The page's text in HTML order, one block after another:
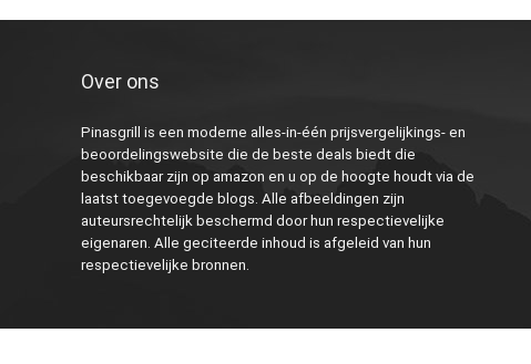
Over ons
Pinasgrill is een moderne alles-in-één prijsvergelijkings- en
beoordelingswebsite die de beste deals biedt die
beschikbaar zijn op amazon en u op de hoogte houdt via de
laatst toegevoegde blogs. Alle afbeeldingen zijn
auteursrechtelijk beschermd door hun respectievelijke
eigenaren. Alle geciteerde inhoud is afgeleid van hun
respectievelijke bronnen.